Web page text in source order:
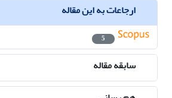
ارجاعات به این مقاله
5
سابقه مقاله